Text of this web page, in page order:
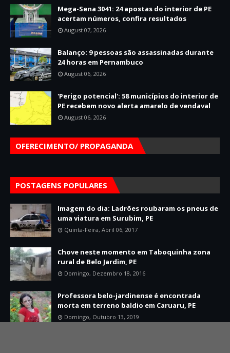
Mega-Sena 3041: 24 apostas do interior de PE
acertam números, confira resultados
August 07, 2026
Balanço: 9 pessoas são assassinadas durante
24 horas em Pernambuco
August 06, 2026
'Perigo potencial': 58 municípios do interior de
PE recebem novo alerta amarelo de vendaval
August 06, 2026
OFERECIMENTO/ PROPAGANDA
POSTAGENS POPULARES
Imagem do dia: Ladrões roubaram os pneus de
uma viatura em Surubim, PE
Quinta-Feira, Abril 06, 2017
Chove neste momento em Taboquinha zona
rural de Belo Jardim, PE
Domingo, Dezembro 18, 2016
Professora belo-jardinense é encontrada
morta em terreno baldio em Caruaru, PE
Domingo, Outubro 13, 2019